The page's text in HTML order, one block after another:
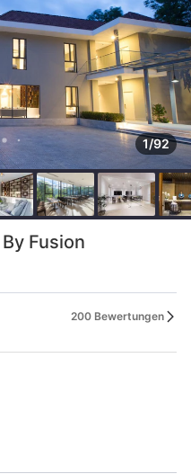
1/92
Fusion
200 Bewertungen